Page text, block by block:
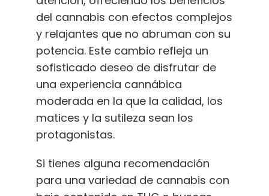
del cannabis con efectos complejos
y relajantes que no abruman con su
potencia. Este cambio refleja un
sofisticado deseo de disfrutar de
una experiencia cannábica
moderada en la que la calidad, los
matices y la sutileza sean los
protagonistas.
Si tienes alguna recomendación
para una variedad de cannabis con